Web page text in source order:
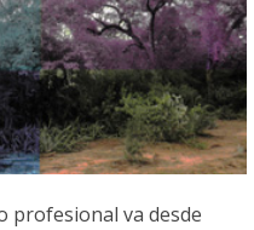
profesional va desde